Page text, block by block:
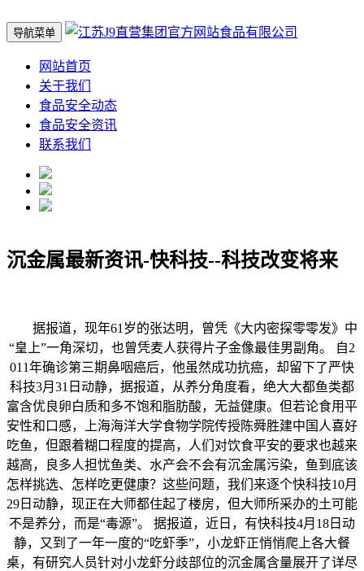
导航菜单
网站首页
关于我们
食品安全动态
食品安全资讯
联系我们
沉金属最新资讯-快科技--科技改变将来
据报道，现年61岁的张达明，曾凭《大内密探零零发》中
“皇上”一角深切，也曾凭麦人获得片子金像最佳男副角。 自2
011年确诊第三期鼻咽癌后，他虽然成功抗癌，却留下了严快
科技3月31日动静，据报道，从养分角度看，绝大大都鱼类都
富含优良卵白质和多不饱和脂肪酸，无益健康。但若论食用平
安性和口感，上海海洋大学食物学院传授陈舜胜建中国人喜好
吃鱼，但跟着糊口程度的提高，人们对饮食平安的要求也越来
越高，良多人担忧鱼类、水产会不会有沉金属污染，鱼到底该
怎样挑选、怎样吃更健康？这些问题，我们来逐个快科技10月
29日动静，现正在大师都住起了楼房，但大师所采办的土可能
不是养分，而是“毒源”。 据报道，近日，有快科技4月18日动
静，又到了一年一度的“吃虾季”，小龙虾正悄悄爬上各大餐
桌，有研究人员针对小龙虾分歧部位的沉金属含量展开了详尽